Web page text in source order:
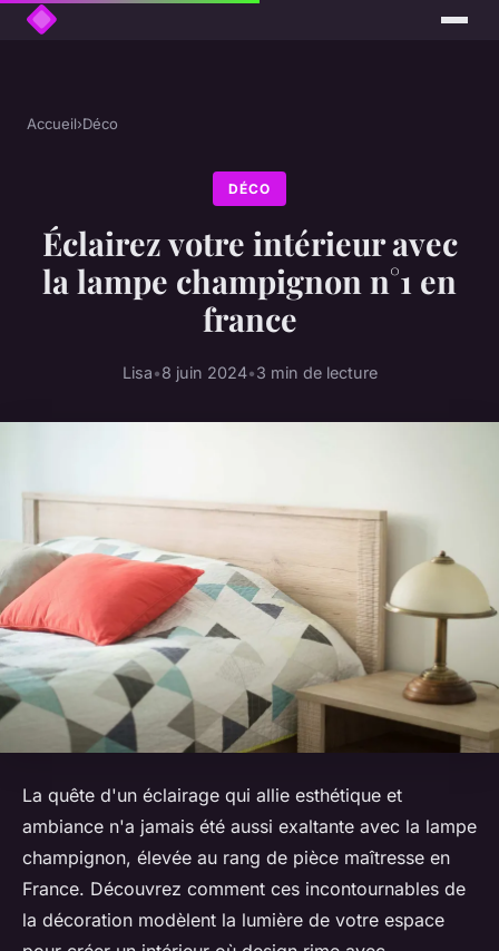
Accueil›Déco
DÉCO
Éclairez votre intérieur avec
la lampe champignon n°1 en
france
Lisa•8 juin 2024•3 min de lecture
La quête d'un éclairage qui allie esthétique et
ambiance n'a jamais été aussi exaltante avec la lampe
champignon, élevée au rang de pièce maîtresse en
France. Découvrez comment ces incontournables de
la décoration modèlent la lumière de votre espace